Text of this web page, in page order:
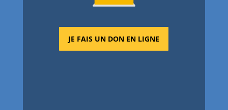
JE FAIS UN DON EN LIGNE